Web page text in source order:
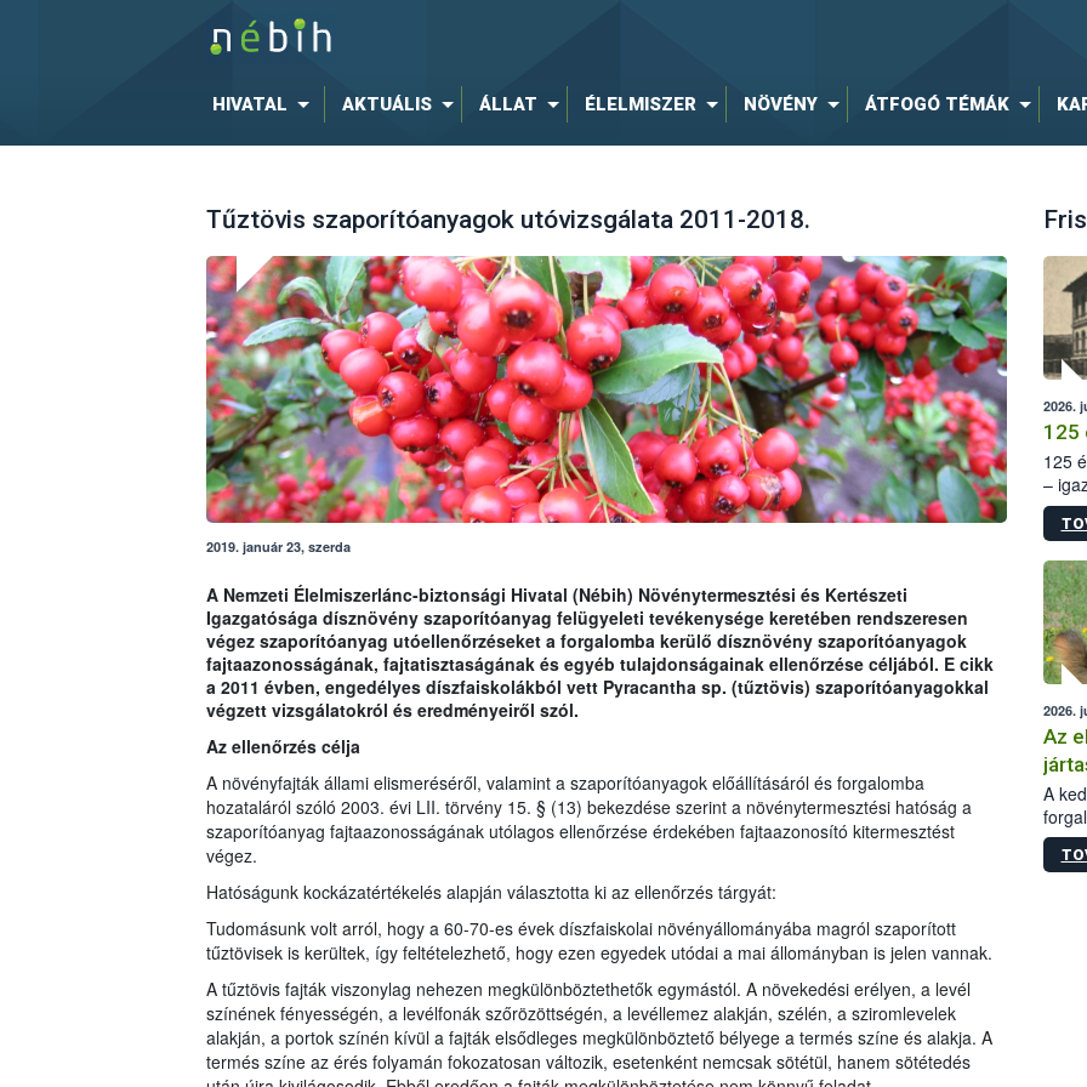
HIVATAL AKTUÁLIS ÁLLAT ÉLELMISZER NÖVÉNY ÁTFOGÓ TÉMÁK
Tűztövis szaporítóanyagok utóvizsgálata 2011-2018.
2019. január 23, szerda
A Nemzeti Élelmiszerlánc-biztonsági Hivatal (Nébih) Növénytermesztési és Kertészeti
Igazgatósága dísznövény szaporítóanyag felügyeleti tevékenysége keretében rendszeresen
végez szaporítóanyag utóellenőrzéseket a forgalomba kerülő dísznövény szaporítóanyagok
fajtaazonosságának, fajtatisztaságának és egyéb tulajdonságainak ellenőrzése céljából. E cikk
a 2011 évben, engedélyes díszfaiskolákból vett Pyracantha sp. (tűztövis) szaporítóanyagokkal
végzett vizsgálatokról és eredményeiről szól.
Az ellenőrzés célja
A növényfajták állami elismeréséről, valamint a szaporítóanyagok előállításáról és forgalomba
hozataláról szóló 2003. évi LII. törvény 15. § (13) bekezdése szerint a növénytermesztési hatóság a
szaporítóanyag fajtaazonosságának utólagos ellenőrzése érdekében fajtaazonosító kitermesztést
végez.
Hatóságunk kockázatértékelés alapján választotta ki az ellenőrzés tárgyát:
Tudomásunk volt arról, hogy a 60-70-es évek díszfaiskolai növényállományába magról szaporított
tűztövisek is kerültek, így feltételezhető, hogy ezen egyedek utódai a mai állományban is jelen vannak.
A tűztövis fajták viszonylag nehezen megkülönböztethetők egymástól. A növekedési erélyen, a levél
színének fényességén, a levélfonák szőrözöttségén, a levéllemez alakján, szélén, a sziromlevelek
alakján, a portok színén kívül a fajták elsődleges megkülönböztető bélyege a termés színe és alakja. A
termés színe az érés folyamán fokozatosan változik, esetenként nemcsak sötétül, hanem sötétedés
2026.
125
125
–
15.
2026.
Az
A